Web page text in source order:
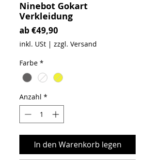
Ninebot Gokart
Verkleidung
ab €49,90
inkl. USt | zzgl. Versand
Farbe *
Anzahl *
In den Warenkorb legen